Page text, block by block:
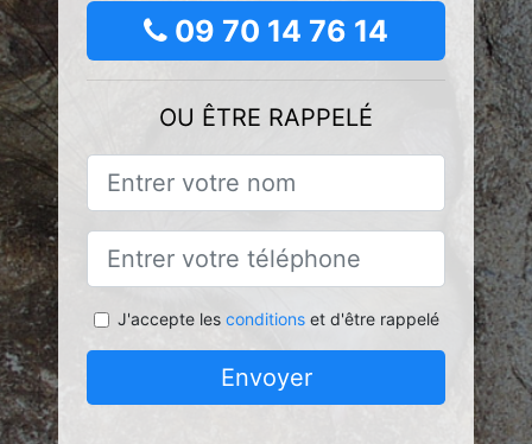
09 70 14 76 14
OU ÊTRE RAPPELÉ
J'accepte les conditionset d'être rappelé
Envoyer